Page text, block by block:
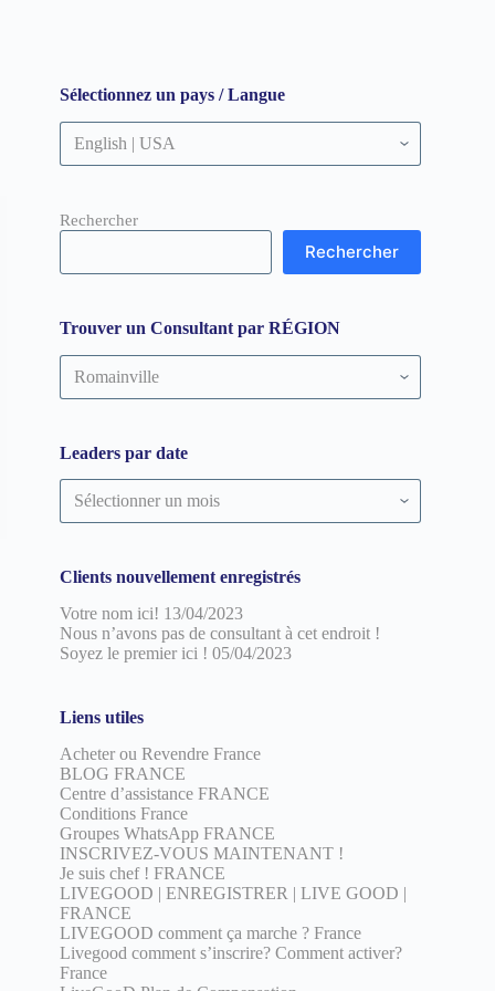
Sélectionnez un pays / Langue
Rechercher
Rechercher
Trouver un Consultant par RÉGION
Trouver
un
Consultant
Leaders par date
Leaders
par
date
Clients nouvellement enregistrés
Votre nom ici! 13/04/2023
Nous n’avons pas de consultant à cet endroit !
Soyez le premier ici ! 05/04/2023
Liens utiles
Acheter ou Revendre France
BLOG FRANCE
Centre d’assistance FRANCE
Conditions France
Groupes WhatsApp FRANCE
INSCRIVEZ-VOUS MAINTENANT !
Je suis chef ! FRANCE
LIVEGOOD | ENREGISTRER | LIVE GOOD |
FRANCE
LIVEGOOD comment ça marche ? France
Livegood comment s’inscrire? Comment activer?
France